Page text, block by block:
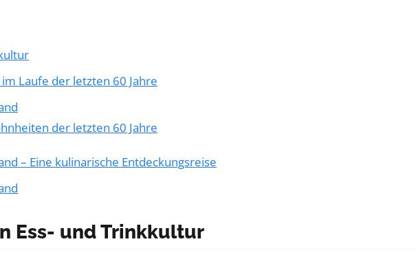
Laufe der letzten 60 Jahre
der letzten 60 Jahre
– Eine kulinarische Entdeckungsreise
Ess- und Trinkkultur